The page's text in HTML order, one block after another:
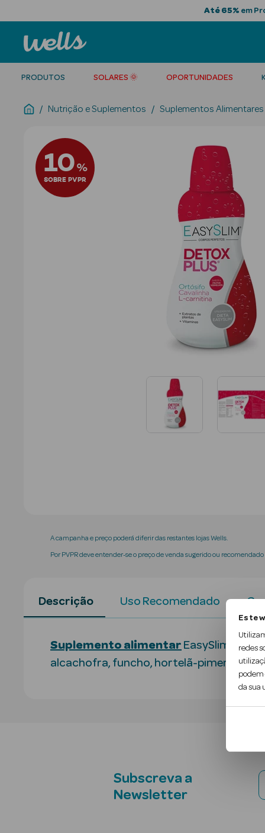
Este
redes
podem
da sua
Até 65% em
PRODUTOS SOLARES 🌞 OPORTUNIDADES
Nutrição e Suplementos Suplementos Alimentares
10%
SOBRE PVPR
A campanha e preço poderá diferir das restantes lojas Wells.
Por PVPR deve entender-se o preço de venda sugerido ou
Descrição Uso Recomendado
Suplemento alimentar EasySlim
alcachofra, funcho, hortelã-pimenta,
Subscreva a
Newsletter